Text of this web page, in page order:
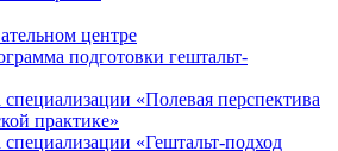
центре
подготовки гештальт-
«Полевая перспектива
практике»
«Гештальт-подход